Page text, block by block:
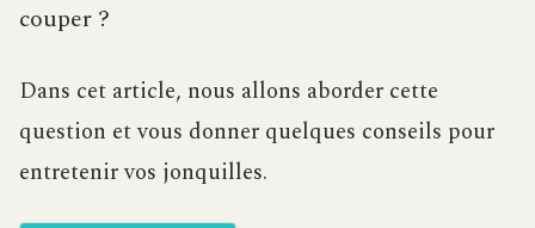
couper ?
Dans cet article, nous allons aborder cette
question et vous donner quelques conseils pour
entretenir vos jonquilles.